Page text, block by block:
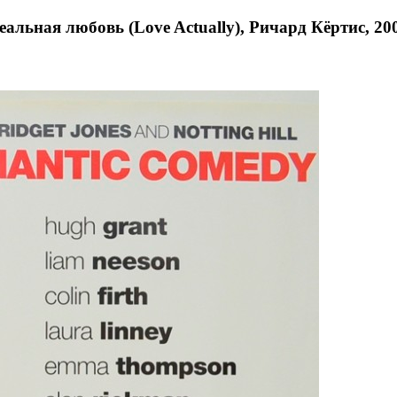
любовь (Love Actually), Ричард Кёртис,